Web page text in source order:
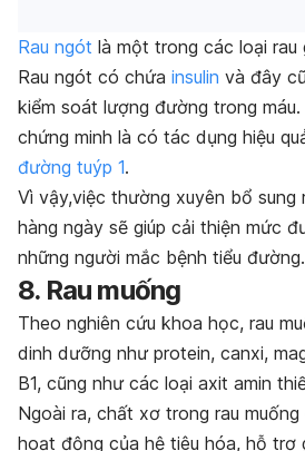
Rau ngót là một trong các loại rau
Rau ngót có chứa insulin và đây
kiểm soát lượng đường trong
chứng minh là có tác dụng hiệu
đường tuýp 1.
Vì vậy,việc thường xuyên bổ sung
hàng ngày sẽ giúp cải thiện mức
những người mắc bệnh tiểu đường.
8. Rau muống
Theo nghiên cứu khoa học, rau
dinh dưỡng như protein, canxi,
B1, cũng như các loại axit amin
Ngoài ra, chất xơ trong rau
hoạt động của hệ tiêu hóa, hỗ trợ